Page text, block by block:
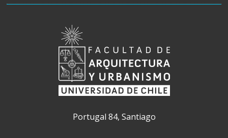
Portugal 84, Santiago